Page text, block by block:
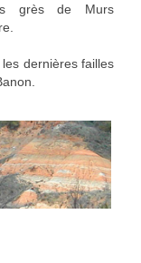
grès de Murs
dernières failles